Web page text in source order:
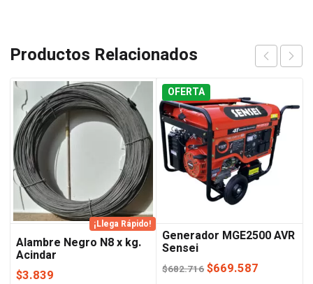
Productos Relacionados
¡Llega Rápido!
Alambre Negro N8 x kg.
Acindar
$3.839
OFERTA
Generador MGE2500 AVR
Sensei
$682.716El
$669.587